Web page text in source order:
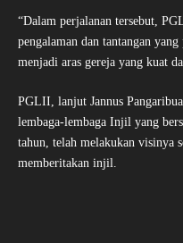
“Dalam perjalanan tersebut,
pengalaman dan tantangan
menjadi aras gereja yang kuat
PGLII, lanjut Jannus
lembaga-lembaga Injil yang
tahun, telah melakukan visinya
memberitakan injil.